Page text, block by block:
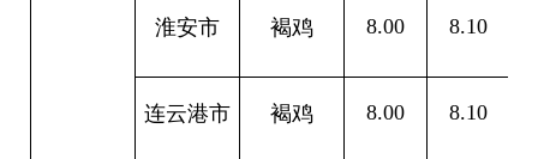
淮安市 褐鸡 8.00 8.10
连云港市 褐鸡 8.00 8.10